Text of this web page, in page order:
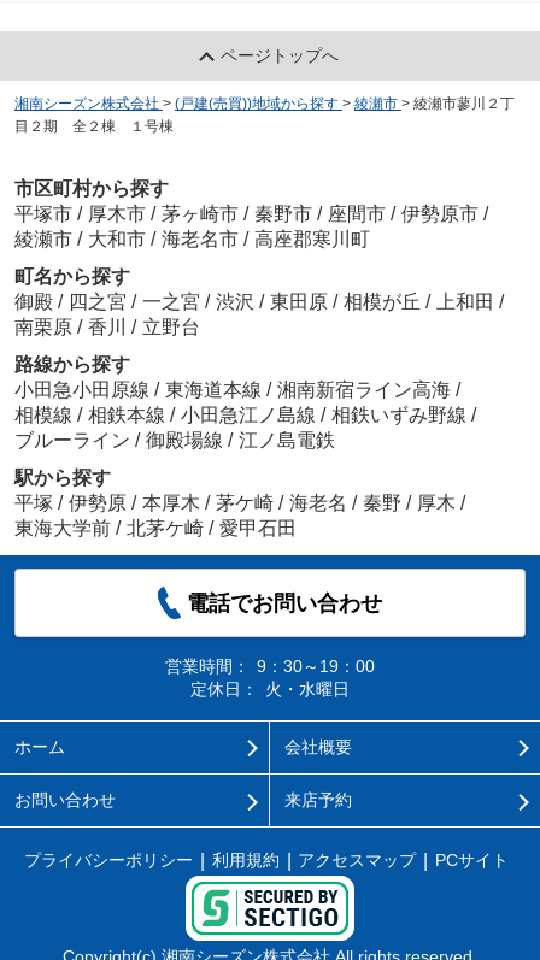
ページトップへ
湘南シーズン株式会社 > (戸建(売買))地域から探す > 綾瀬市 > 綾瀬市蓼川２丁
目２期 全２棟 １号棟
市区町村から探す
平塚市 / 厚木市 / 茅ヶ崎市 / 秦野市 / 座間市 / 伊勢原市 /
綾瀬市 / 大和市 / 海老名市 / 高座郡寒川町
町名から探す
御殿 / 四之宮 / 一之宮 / 渋沢 / 東田原 / 相模が丘 / 上和田 /
南栗原 / 香川 / 立野台
路線から探す
小田急小田原線 / 東海道本線 / 湘南新宿ライン高海 /
相模線 / 相鉄本線 / 小田急江ノ島線 / 相鉄いずみ野線 /
ブルーライン / 御殿場線 / 江ノ島電鉄
駅から探す
平塚 / 伊勢原 / 本厚木 / 茅ケ崎 / 海老名 / 秦野 / 厚木 /
東海大学前 / 北茅ケ崎 / 愛甲石田
電話でお問い合わせ
営業時間：
9：30～19：00
定休日：
火・水曜日
ホーム 会社概要
お問い合わせ 来店予約
プライバシーポリシー 利用規約 アクセスマップ PCサイト